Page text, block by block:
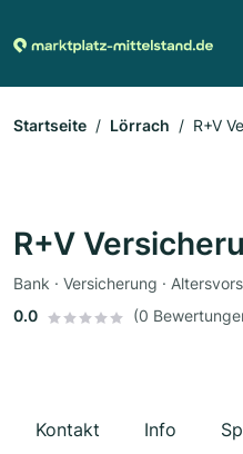
Startseite Lörrach R+V
R+V
0.0
(0
Kontakt Info